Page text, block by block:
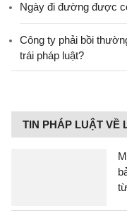
Ngày đi đường được
Công ty phải bồi
trái pháp luật?
TIN PHÁP LUẬT VỀ